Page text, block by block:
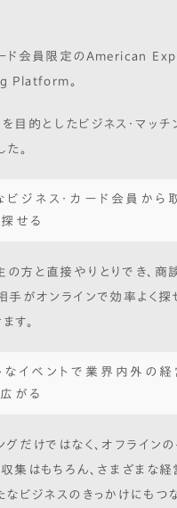
ド会員限定のAmerican
Platform。
目的としたビジネス・マッ
。
ビジネス・カード会員から
せる
方と直接やりとりでき、商
手がオンラインで効率よく探
す。
なイベントで業界内外の経
がる
だけではなく、オフライン
集はもちろん、さまざまな
ビジネスのきっかけにもつ